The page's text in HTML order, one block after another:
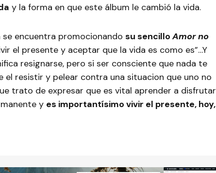
y la forma en que este álbum le cambió la vida.
encuentra promocionando su sencilloAmor no
el presente y aceptar que la vida es como es”…Y
resignarse, pero si ser consciente que nada te
el resistir y pelear contra una situacion que uno no
trato de expresar que es vital aprender a disfrutar
y es importantísimo vivir el presente, hoy,